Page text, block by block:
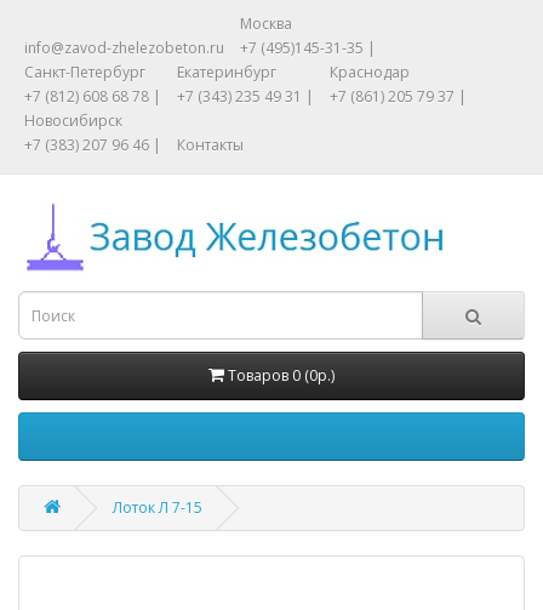
info@zavod-zhelezobeton.ru
Москва
+7 (495)145-31-35 |
Санкт-Петербург
+7 (812) 608 68 78 |
Екатеринбург
+7 (343) 235 49 31 |
Краснодар
+7 (861) 205 79 37 |
Новосибирск
+7 (383) 207 96 46 |
Контакты
Товаров 0 (0р.)
Лоток Л 7-15